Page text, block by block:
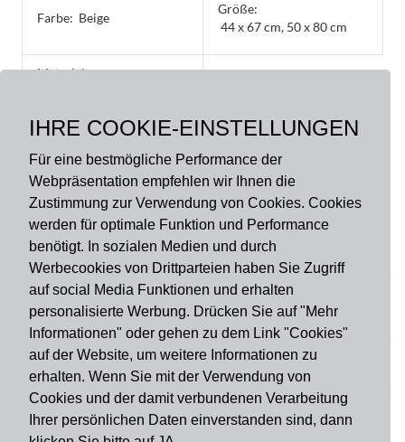
IHRE COOKIE-EINSTELLUNGEN
Für eine bestmögliche Performance der
Webpräsentation empfehlen wir Ihnen die
Zustimmung zur Verwendung von Cookies. Cookies
werden für optimale Funktion und Performance
benötigt. In sozialen Medien und durch
Werbecookies von Drittparteien haben Sie Zugriff
auf social Media Funktionen und erhalten
personalisierte Werbung. Drücken Sie auf "Mehr
Informationen" oder gehen zu dem Link "Cookies"
auf der Website, um weitere Informationen zu
erhalten. Wenn Sie mit der Verwendung von
Cookies und der damit verbundenen Verarbeitung
Ihrer persönlichen Daten einverstanden sind, dann
Farbe: Beige
Größe:
44 x 67 cm, 50 x 80 cm
Material:
Rückseite
Zahlungsart
Versandart
Du findest uns auch auf